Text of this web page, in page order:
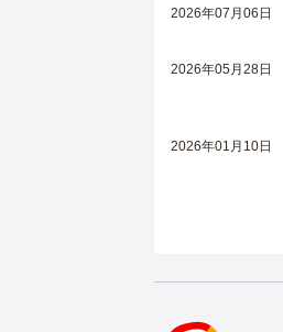
2026年07月06日
2026年05月28日
2026年01月10日